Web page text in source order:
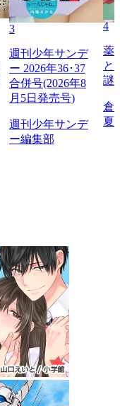
3
週刊少年サンデ
ー 2026年36･37
合併号(2026年8
月5日発売号)
週刊少年サンデ
ー編集部
4
薬
と
謎
倉
夏